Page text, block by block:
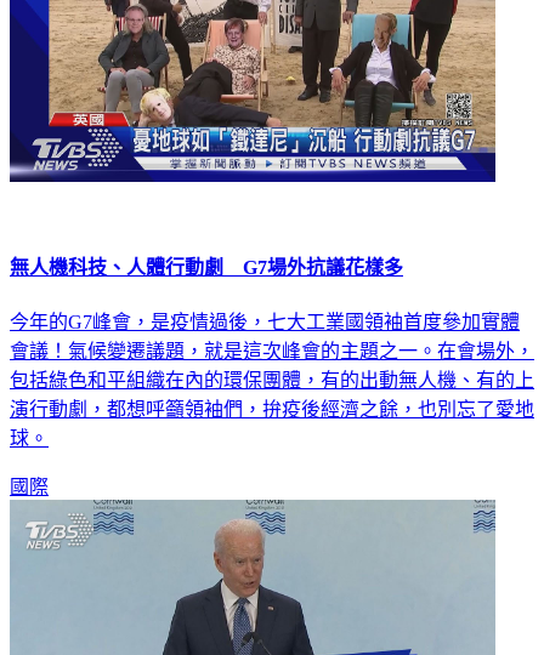
無人機科技、人體行動劇 G7場外抗議花樣多
今年的G7峰會，是疫情過後，七大工業國領袖首度參加實體
會議！氣候變遷議題，就是這次峰會的主題之一。在會場外，
包括綠色和平組織在內的環保團體，有的出動無人機、有的上
演行動劇，都想呼籲領袖們，拚疫後經濟之餘，也別忘了愛地
球。
國際